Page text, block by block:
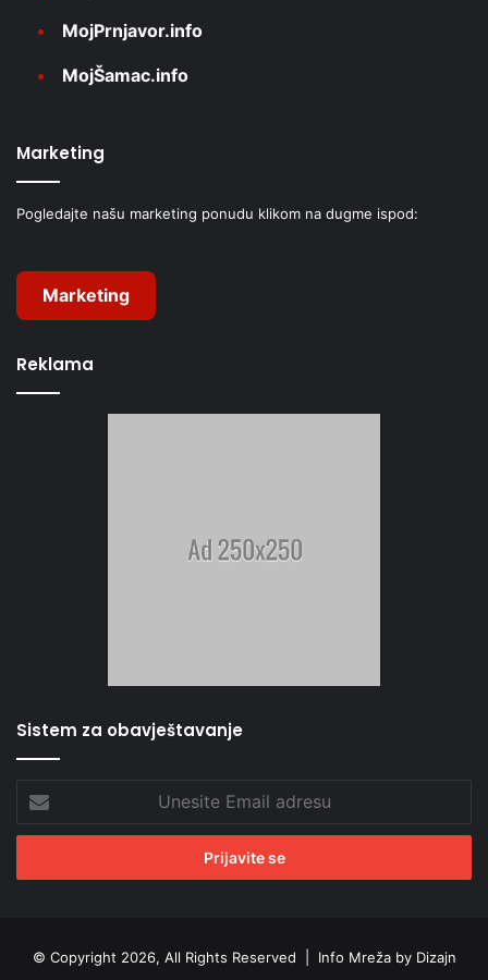
MojPrnjavor.info
MojŠamac.info
Marketing
Pogledajte našu marketing ponudu klikom na dugme ispod:
Marketing
Reklama
Sistem za obavještavanje
Unesite
Email
adresu
© Copyright 2026, All Rights Reserved | Info Mreža by Dizajn